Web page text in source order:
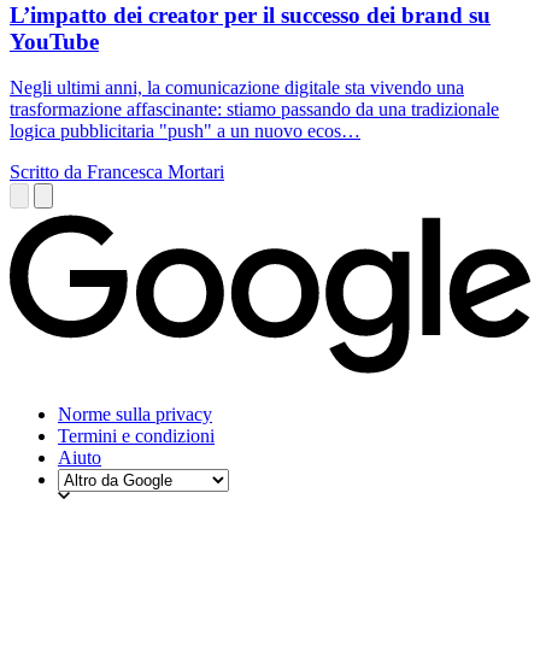
L’impatto dei creator per il successo dei brand su
YouTube
Negli ultimi anni, la comunicazione digitale sta vivendo una
trasformazione affascinante: stiamo passando da una tradizionale
logica pubblicitaria "push" a un nuovo ecos…
Scritto da Francesca Mortari
Norme sulla privacy
Termini e condizioni
Aiuto